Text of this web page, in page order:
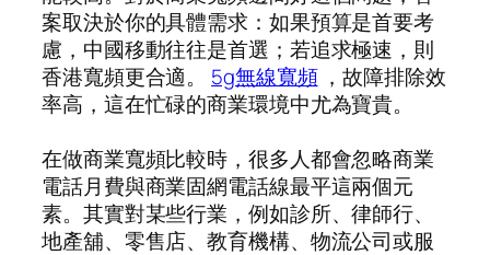
案取決於你的具體需求：如果預算是首要考
慮，中國移動往往是首選；若追求極速，則
香港寬頻更合適。 5g無線寬頻，故障排除效
率高，這在忙碌的商業環境中尤為寶貴。
在做商業寬頻比較時，很多人都會忽略商業
電話月費與商業固網電話線最平這兩個元
素。其實對某些行業，例如診所、律師行、
地產舖、零售店、教育機構、物流公司或服